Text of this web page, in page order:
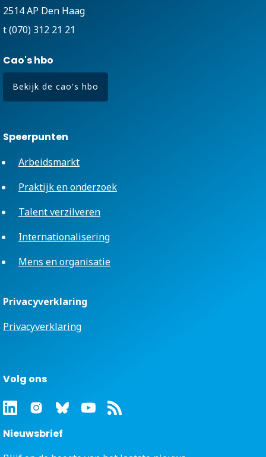
2514 AP Den Haag
t (070) 312 21 21
Cao's hbo
Bekijk de cao's hbo
Speerpunten
Arbeidsmarkt
Praktijk en onderzoek
Talent verzilveren
Internationalisering
Mens en organisatie
Privacyverklaring
Privacyverklaring
Volg ons
Nieuwsbrief